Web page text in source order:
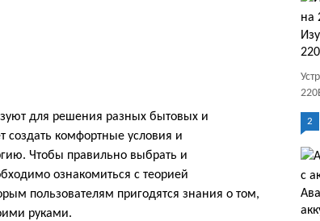
для решения разных бытовых и
создать комфортные условия и
Чтобы правильно выбрать и
ознакомиться с теорией
пользователям пригодятся знания о том,
руками.
2